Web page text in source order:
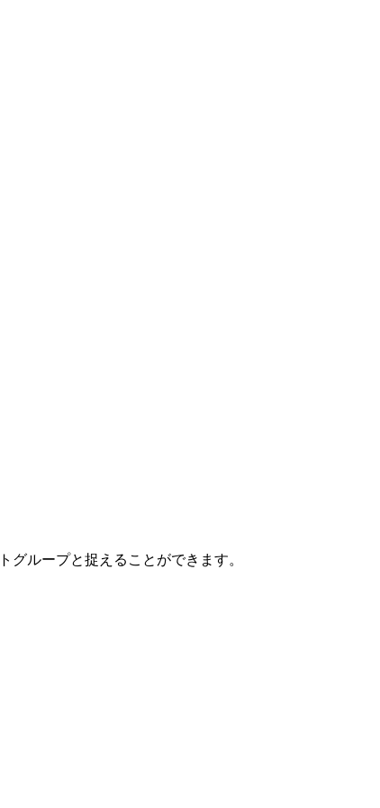
ループと捉えることができます。